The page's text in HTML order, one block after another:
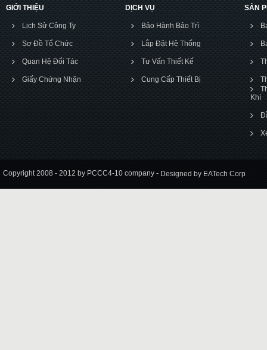
GIỚI THIỆU
Lịch Sử Công Ty
Sơ Đồ Tổ Chức
Quan Hệ Đối Tác
Giấy Chứng Nhận
DỊCH VỤ
Bảo Hành Bảo Trì
Lắp Đặt Hệ Thống
Tư Vấn Thiết Kế
Cung Cấp Thiết Bị
SẢN
Khí
Copyright 2008 - 2012 by PCCC4-10 company - Designed by EATech Corp